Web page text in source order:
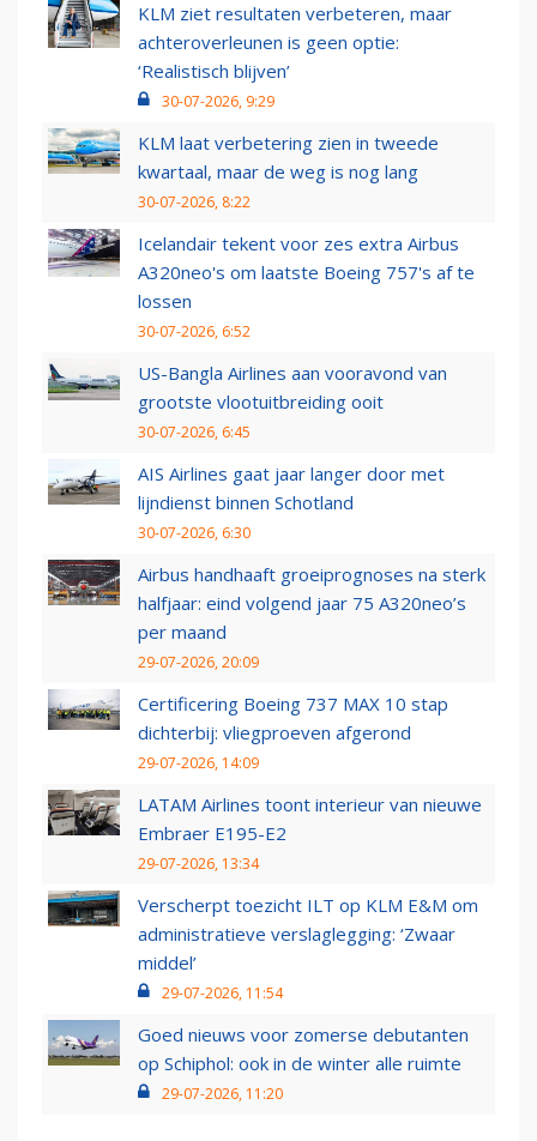
KLM ziet resultaten verbeteren, maar
achteroverleunen is geen optie:
‘Realistisch blijven’
30-07-2026, 9:29
KLM laat verbetering zien in tweede
kwartaal, maar de weg is nog lang
30-07-2026, 8:22
Icelandair tekent voor zes extra Airbus
A320neo's om laatste Boeing 757's af te
lossen
30-07-2026, 6:52
US-Bangla Airlines aan vooravond van
grootste vlootuitbreiding ooit
30-07-2026, 6:45
AIS Airlines gaat jaar langer door met
lijndienst binnen Schotland
30-07-2026, 6:30
Airbus handhaaft groeiprognoses na sterk
halfjaar: eind volgend jaar 75 A320neo’s
per maand
29-07-2026, 20:09
Certificering Boeing 737 MAX 10 stap
dichterbij: vliegproeven afgerond
29-07-2026, 14:09
LATAM Airlines toont interieur van nieuwe
Embraer E195-E2
29-07-2026, 13:34
Verscherpt toezicht ILT op KLM E&M om
administratieve verslaglegging: ‘Zwaar
middel’
29-07-2026, 11:54
Goed nieuws voor zomerse debutanten
op Schiphol: ook in de winter alle ruimte
29-07-2026, 11:20